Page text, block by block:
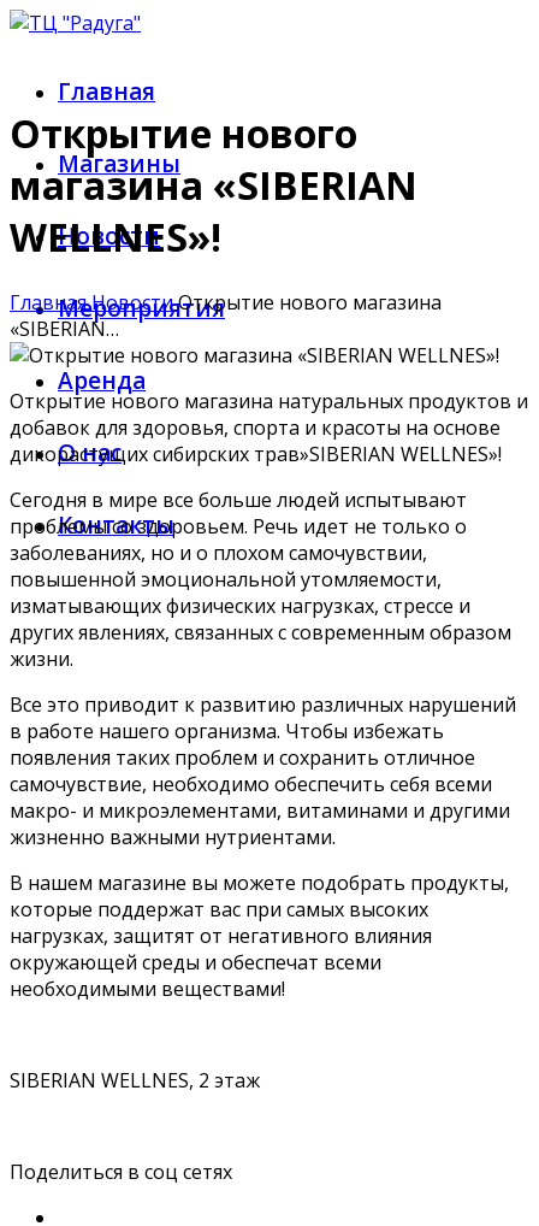
Главная
Магазины
Новости
Мероприятия
Аренда
О нас
Контакты
Открытие нового
магазина «SIBERIAN
WELLNES»!
ГлавнаяНовостиОткрытие нового магазина
«SIBERIAN…
Открытие нового магазина натуральных продуктов и
добавок для здоровья, спорта и красоты на основе
дикорастущих сибирских трав»SIBERIAN WELLNES»!
Сегодня в мире все больше людей испытывают
проблемы со здоровьем. Речь идет не только о
заболеваниях, но и о плохом самочувствии,
повышенной эмоциональной утомляемости,
изматывающих физических нагрузках, стрессе и
других явлениях, связанных с современным образом
жизни.
Все это приводит к развитию различных нарушений
в работе нашего организма. Чтобы избежать
появления таких проблем и сохранить отличное
самочувствие, необходимо обеспечить себя всеми
макро- и микроэлементами, витаминами и другими
жизненно важными нутриентами.
В нашем магазине вы можете подобрать продукты,
которые поддержат вас при самых высоких
нагрузках, защитят от негативного влияния
окружающей среды и обеспечат всеми
необходимыми веществами!
SIBERIAN WELLNES, 2 этаж
Поделиться в соц сетях